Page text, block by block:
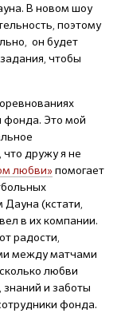
В новом шоу
поэтому
он будет
чтобы
фонда. Это мой
что дружу я не
любви»помогает
(кстати,
в их компании.
радости,
между матчами
любви
и заботы
фонда.